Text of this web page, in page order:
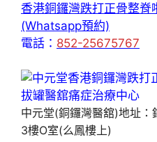
香港銅鑼灣跌打正骨整脊
(Whatsapp預約)
電話： 852-25675767
中元堂(銅鑼灣醫舘)地址
3樓O室(么鳳樓上)